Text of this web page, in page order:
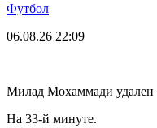
Футбол
06.08.26 22:09
Милад Мохаммади
На 33-й минуте.